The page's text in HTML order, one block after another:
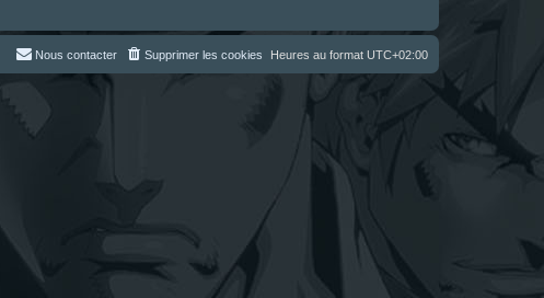
Heures au format UTC+02:00
Supprimer les cookies
Nous contacter